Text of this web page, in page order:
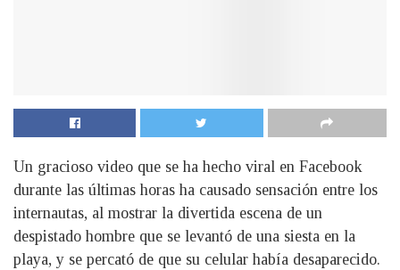
Un gracioso video que se ha hecho viral en Facebook
durante las últimas horas ha causado sensación entre los
internautas, al mostrar la divertida escena de un
despistado hombre que se levantó de una siesta en la
playa, y se percató de que su celular había desaparecido.